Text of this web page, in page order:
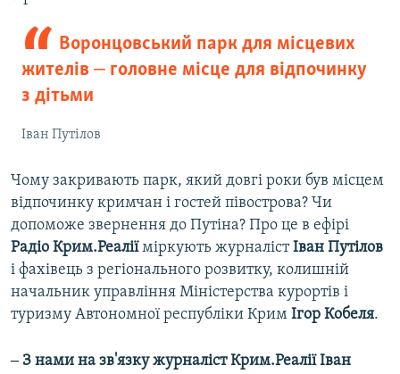
Воронцовський парк для місцевих
жителів ‒ головне місце для відпочинку
з дітьми
Іван Путілов
Чому закривають парк, який довгі роки був місцем
відпочинку кримчан і гостей півострова? Чи
допоможе звернення до Путіна? Про це в ефірі
Радіо Крим.Реаліїміркують журналістІван Путілов
і фахівець з регіонального розвитку, колишній
начальник управління Міністерства курортів і
туризму Автономної республіки Крим Ігор Кобеля.
‒ З нами на зв'язку журналіст Крим.Реалії Іван